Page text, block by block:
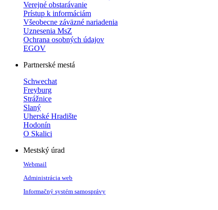
Verejné obstarávanie
Prístup k informáciám
Všeobecne záväzné nariadenia
Uznesenia MsZ
Ochrana osobných údajov
EGOV
Partnerské mestá
Schwechat
Freyburg
Strážnice
Slaný
Uherské Hradište
Hodonín
O Skalici
Mestský úrad
Webmail
Administrácia web
Informačný systém samosprávy